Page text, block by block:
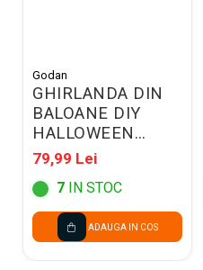
Godan
GHIRLANDA DIN
BALOANE DIY
HALLOWEEN
TRADITIONAL
200CM 031799
79,99 Lei
7 IN STOC
ADAUGA IN COS